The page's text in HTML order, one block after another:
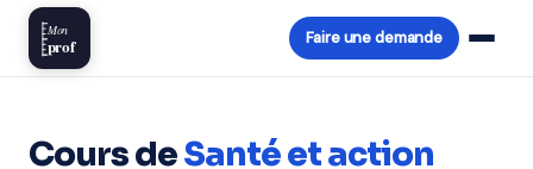
Mon
prof Faire une demande
Cours deSanté et action